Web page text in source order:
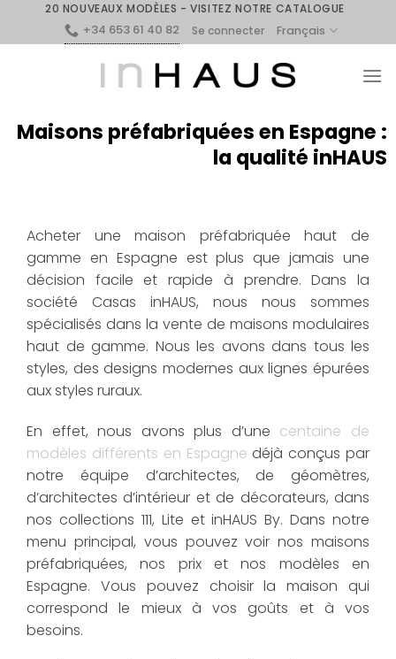
20 NOUVEAUX MODÈLES - VISITEZ NOTRE CATALOGUE
+34 653 61 40 82 Se connecter Français
Maisons préfabriquées en Espagne :
la qualité inHAUS
Acheter une maison préfabriquée haut de
gamme en Espagne est plus que jamais une
décision facile et rapide à prendre. Dans la
société Casas inHAUS, nous nous sommes
spécialisés dans la vente de maisons modulaires
haut de gamme. Nous les avons dans tous les
styles, des designs modernes aux lignes épurées
aux styles ruraux.
En effet, nous avons plus d’une centaine de
modèles différents en Espagne déjà conçus par
notre équipe d’architectes, de géomètres,
d’architectes d’intérieur et de décorateurs, dans
nos collections 111, Lite et inHAUS By. Dans notre
menu principal, vous pouvez voir nos maisons
préfabriquées, nos prix et nos modèles en
Espagne. Vous pouvez choisir la maison qui
correspond le mieux à vos goûts et à vos
besoins.